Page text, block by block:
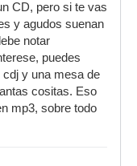
CD, pero si te vas
y agudos suenan
notar
puedes
y una mesa de
cositas. Eso
mp3, sobre todo